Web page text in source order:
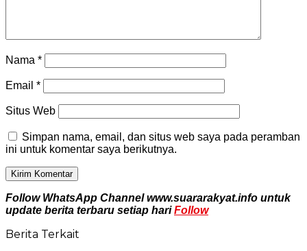
Nama *
Email *
Situs Web
Simpan nama, email, dan situs web saya pada peramban
ini untuk komentar saya berikutnya.
Follow WhatsApp Channel www.suararakyat.info untuk
update berita terbaru setiap hariFollow
Berita Terkait